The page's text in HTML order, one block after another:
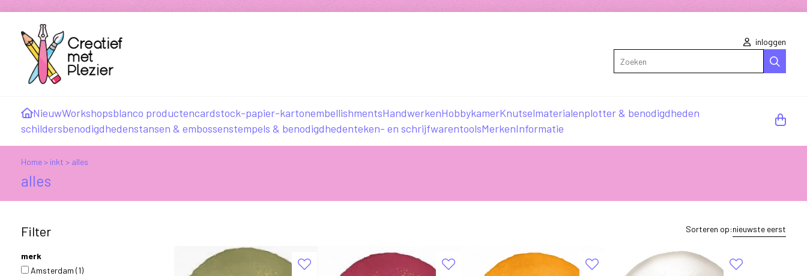
inloggen
NieuwWorkshopsblanco productencardstock-papier-kartonembellishmentsHandwerkenHobbykamerKnutselmaterialenplotter & benodigdheden
schildersbenodigdhedenstansen & embossenstempels & benodigdhedenteken- en schrijfwarentoolsMerkenInformatie
Home> inkt > alles
alles
Filter
merk
Amsterdam (1)
Sorteren op:nieuwste eerst